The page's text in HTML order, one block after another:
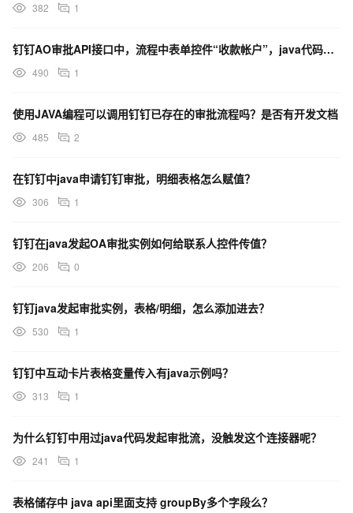
382 1
钉钉AO审批API接口中，流程中表单控件“收款帐户”，java代码中如何赋值？
490 1
使用JAVA编程可以调用钉钉已存在的审批流程吗？是否有开发文档
485 2
在钉钉中java申请钉钉审批，明细表格怎么赋值？
306 1
钉钉在java发起OA审批实例如何给联系人控件传值？
206 0
钉钉java发起审批实例，表格/明细，怎么添加进去？
530 1
钉钉中互动卡片表格变量传入有java示例吗？
313 1
为什么钉钉中用过java代码发起审批流，没触发这个连接器呢？
241 1
表格储存中 java api里面支持 groupBy多个字段么？